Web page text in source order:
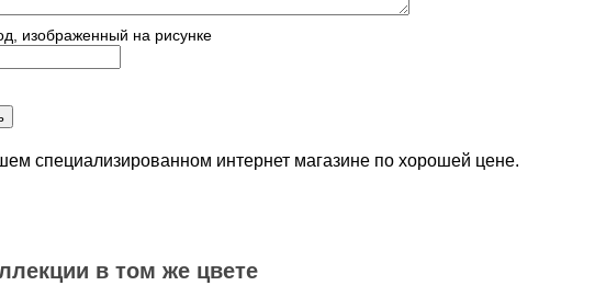
изображенный на рисунке
специализированном интернет магазине по хорошей цене.
в том же цвете